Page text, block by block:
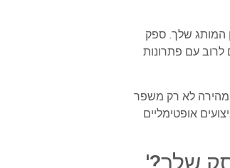
המותג שלך. ספק
לרוב עם פתרונות
מהירה לא רק משפר
אופטימליים